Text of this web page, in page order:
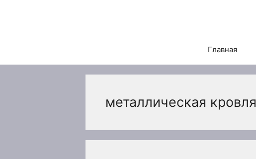
Главная
металлическая кровля